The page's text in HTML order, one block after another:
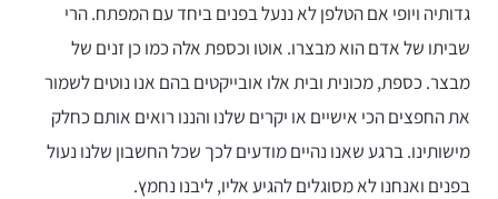
גדותיה ויופי אם הטלפן לא ננעל בפנים ביחד עם המפתח. הרי
שביתו של אדם הוא מבצרו. אוטו וכספת אלה כמו כן זנים של
מבצר. כספת, מכונית ובית אלו אובייקטים בהם אנו נוטים לשמור
את החפצים הכי אישיים או יקרים שלנו והננו רואים אותם כחלק
מישותינו. ברגע שאנו נהיים מודעים לכך שכל החשבון שלנו נעול
בפנים ואנחנו לא מסוגלים להגיע אליו, ליבנו נחמץ.